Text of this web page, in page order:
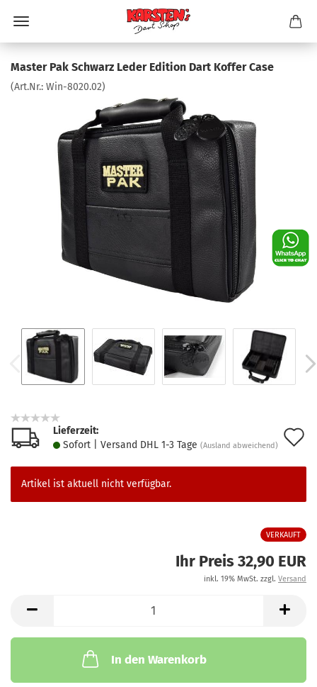
Master Pak Schwarz Leder Edition Dart Koffer Case
(Art.Nr.: Win-8020.02)
Lieferzeit:
Sofort | Versand DHL 1-3 Tage (Ausland abweichend)
Artikel ist aktuell nicht verfügbar.
VERKAUFT
Ihr Preis 32,90 EUR
inkl. 19% MwSt. zzgl. Versand
In den Warenkorb